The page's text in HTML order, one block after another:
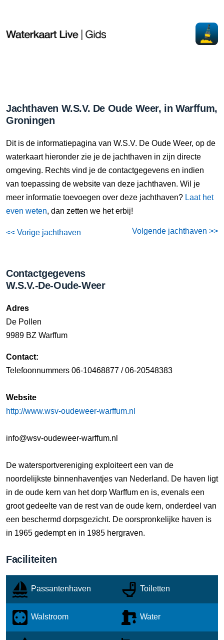
Jachthaven W.S.V. De Oude Weer, in Warffum,
Groningen
Dit is de informatiepagina van W.S.V. De Oude Weer, op de
waterkaart hieronder zie je de jachthaven in zijn directe
omgeving. Rechts vind je de contactgegevens en indien
van toepassing de website van deze jachthaven. Wil je
meer informatie toevoegen over deze jachthaven? Laat het
even weten, dan zetten we het erbij!
<< Vorige jachthaven Volgende jachthaven >>
Contactgegevens
W.S.V.-De-Oude-Weer
Adres
De Pollen
9989 BZ Warffum
Contact:
Telefoonnummers 06-10468877 / 06-20548383
Website
http://www.wsv-oudeweer-warffum.nl
info@wsv-oudeweer-warffum.nl
De watersportvereniging exploiteert een van de
noordelijkste binnenhaventjes van Nederland. De haven ligt
in de oude kern van het dorp Warffum en is, evenals een
groot gedeelte van de rest van de oude kern, onderdeel van
een beschermd dorpsgezicht. De oorspronkelijke haven is
in 1965 gedempt en in 1985 hergraven.
Faciliteiten
Passantenhaven Toiletten
Walstroom Water